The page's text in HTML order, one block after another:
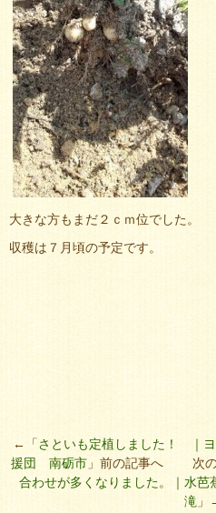
大きな方もまだ２ｃｍ位でした。
収穫は７月頃の予定です。
←「さといも定植しました！ ｜
援団 南砺市 」前の記事へ 次の
合わせが多くなりました。｜
滝 」